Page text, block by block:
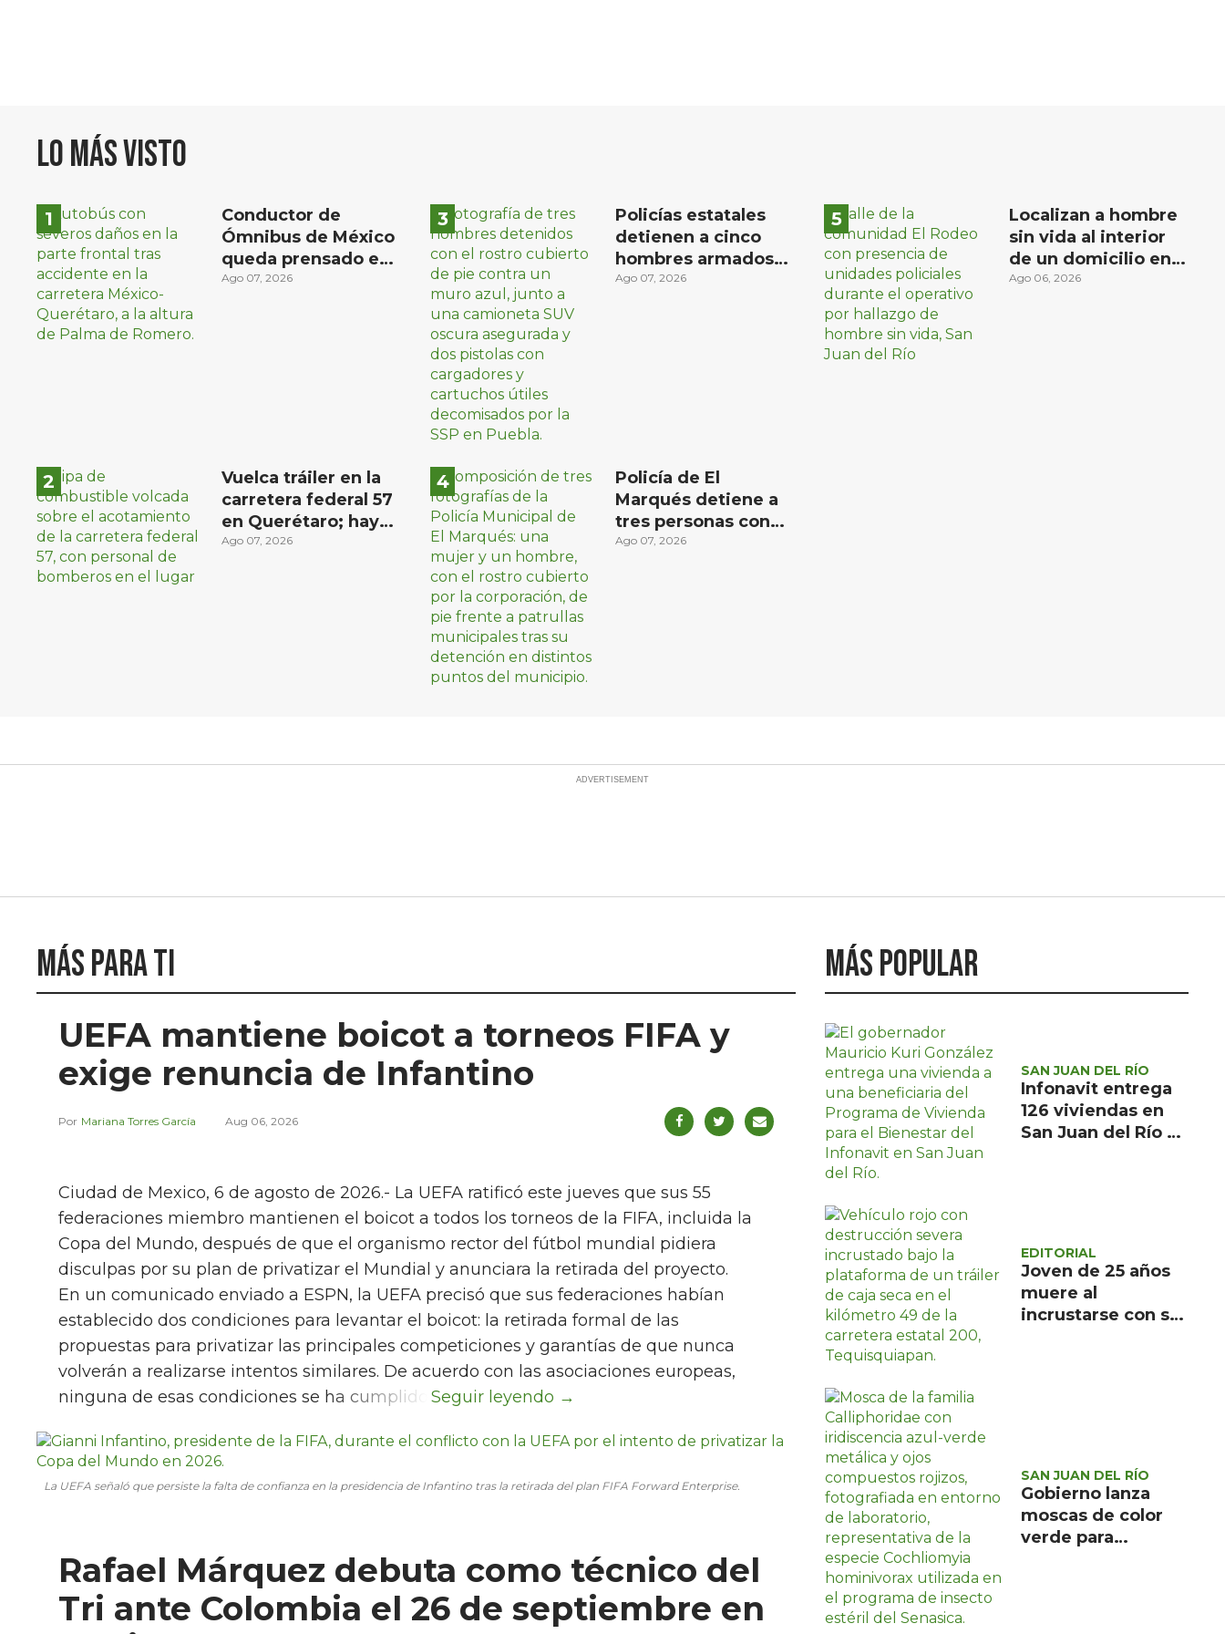
Lo más visto
Conductor de
Ómnibus de México
queda prensado en
choque con
Ago 07, 2026
Vuelca tráiler en la
carretera federal 57
en Querétaro; hay
derrame de
Ago 07, 2026
Policías estatales
detienen a cinco
hombres armados
en Puebla capital
Ago 07, 2026
Policía de El
Marqués detiene a
tres personas con
distintos narcóticos
Ago 07, 2026
Localizan a hombre
sin vida al interior
de un domicilio en
la comunidad El
Ago 06, 2026
Más para ti
UEFA mantiene boicot a torneos FIFA y
exige renuncia de Infantino
Mariana Torres García Aug 06, 2026
La UEFA señaló que persiste la falta de confianza en la presidencia de Infantino tras la retirada del plan FIFA Forward Enterprise.
Ciudad de Mexico, 6 de agosto de 2026.- La UEFA ratificó este jueves que sus 55
federaciones miembro mantienen el boicot a todos los torneos de la FIFA, incluida la
Copa del Mundo, después de que el organismo rector del fútbol mundial pidiera
disculpas por su plan de privatizar el Mundial y anunciara la retirada del proyecto.
En un comunicado enviado a ESPN, la UEFA precisó que sus federaciones habían
establecido dos condiciones para levantar el boicot: la retirada formal de las
propuestas para privatizar las principales competiciones y garantías de que nunca
volverán a realizarse intentos similares. De acuerdo con las asociaciones europeas,
ninguna de esas condiciones se ha cumplido.
Más popular
SAN JUAN DEL RÍO
Infonavit entrega
126 viviendas en
San Juan del Río a
EDITORIAL
Joven de 25 años
muere al
incrustarse con su
SAN JUAN DEL RÍO
Gobierno lanza
moscas de color
verde para
Rafael Márquez debuta como técnico del
Tri ante Colombia el 26 de septiembre en